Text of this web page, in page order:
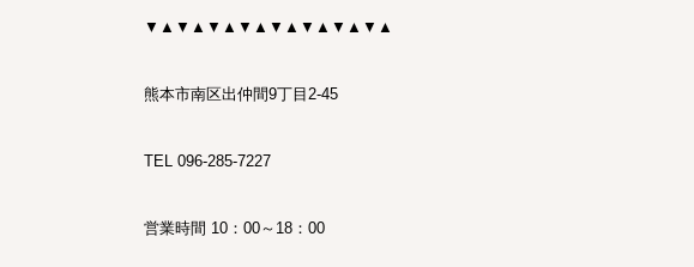
▼▲▼▲▼▲▼▲▼▲▼▲▼▲▼▲
熊本市南区出仲間9丁目 2-45
TEL 096-285-7227
営業時間 10 ： 00～ 18 ： 00